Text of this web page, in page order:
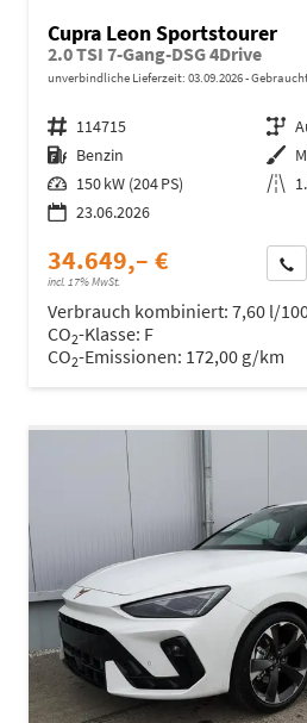
Cupra Leon Sportstourer
2.0 TSI 7-Gang-DSG 4Drive
unverbindliche Lieferzeit: 03.09.2026
Fahrzeugnr. 114715 Getriebe
Kraftstoff Benzin Außenfarbe
Leistung 150 kW (204 PS) Kilometerstand
23.06.2026
34.649,– €
incl. 17% MwSt.
Verbrauch kombiniert: 7,60 l/
CO2-Klasse: F
CO2-Emissionen: 172,00 g/km